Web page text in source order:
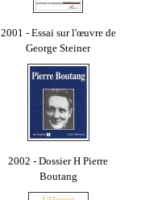
2001 - Essai sur l'œuvre de
George Steiner
2002 - Dossier H Pierre
Boutang